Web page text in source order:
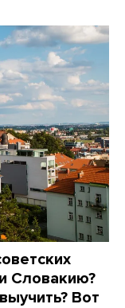
Словакию?
Вот